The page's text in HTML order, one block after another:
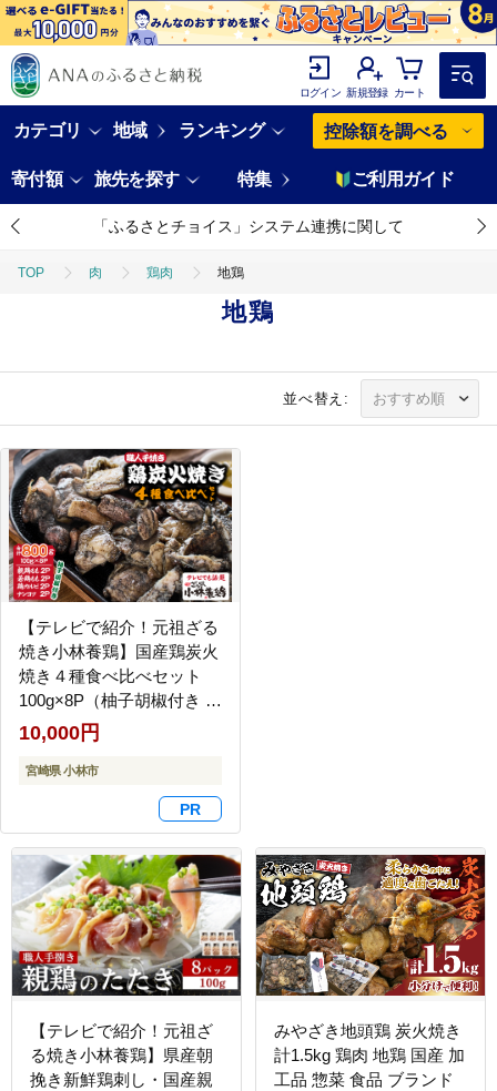
ログイン 新規登録 カート
カテゴリ 地域 ランキング 控除額を調べる
寄付額 旅先を探す 特集 ご利用ガイド
「ふるさとチョイス」システム連携に関して
TOP 肉 鶏肉 地鶏
地鶏
並べ替え:
【テレビで紹介！元祖ざる
焼き小林養鶏】国産鶏炭火
焼き４種食べ比べセット
100g×8P（柚子胡椒付き 国
産 鶏 鶏肉 小分け 人気 炭
火焼 焼き鳥 惣菜 調理済 冷
凍 宮崎 小林市）
10,000円
宮崎県 小林市
【テレビで紹介！元祖ざ
る焼き小林養鶏】県産朝
挽き新鮮鶏刺し・国産親
みやざき地頭鶏 炭火焼き
計1.5kg 鶏肉 地鶏 国産 加
工品 惣菜 食品 ブランド